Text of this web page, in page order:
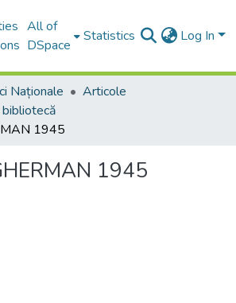
All of
DSpace
Statistics Log In
Naționale
Articole
1945
1945